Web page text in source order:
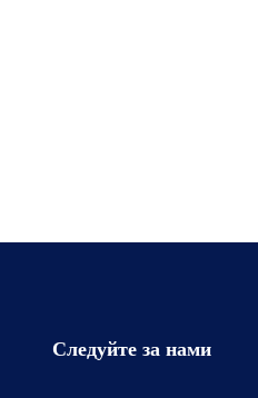
Следуйте за нами